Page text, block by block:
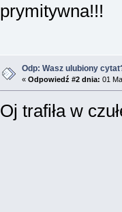
prymitywna!!!
Odp: Wasz ulubiony
« Odpowiedź #2 dnia: 01
Oj trafiła w